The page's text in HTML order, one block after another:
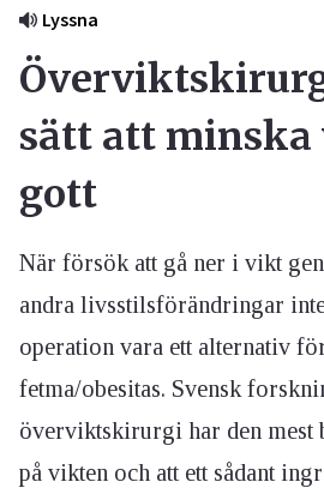
Lyssna
sätt att
gott
När försök att gå ner i vikt
andra livsstilsförändringar
operation vara ett alternativ
fetma/obesitas. Svensk
överviktskirurgi har den mest
på vikten och att ett sådant